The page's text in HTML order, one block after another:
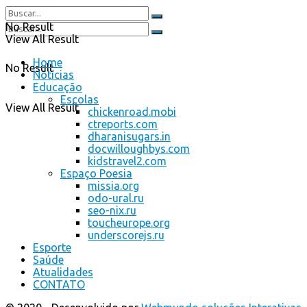
No Result
View All Result
No Result
View All Result
Home
Notícias
Educação
Escolas
chickenroad.mobi
ctreports.com
dharanisugars.in
docwilloughbys.com
kidstravel2.com
Espaço Poesia
missia.org
odo-ural.ru
seo-nix.ru
toucheurope.org
underscorejs.ru
Esporte
Saúde
Atualidades
CONTATO